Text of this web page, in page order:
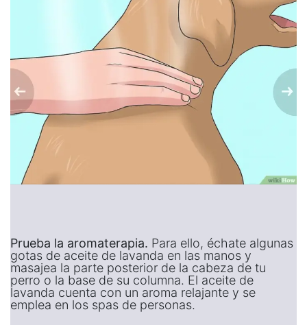
Prueba la aromaterapia. Para ello, échate algunas
gotas de aceite de lavanda en las manos y
masajea la parte posterior de la cabeza de tu
perro o la base de su columna. El aceite de
lavanda cuenta con un aroma relajante y se
emplea en los spas de personas.